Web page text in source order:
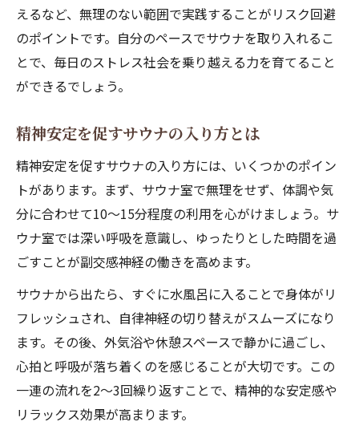
えるなど、無理のない範囲で実践することがリスク回避
のポイントです。自分のペースでサウナを取り入れるこ
とで、毎日のストレス社会を乗り越える力を育てること
ができるでしょう。
精神安定を促すサウナの入り方とは
精神安定を促すサウナの入り方には、いくつかのポイン
トがあります。まず、サウナ室で無理をせず、体調や気
分に合わせて10〜15分程度の利用を心がけましょう。サ
ウナ室では深い呼吸を意識し、ゆったりとした時間を過
ごすことが副交感神経の働きを高めます。
サウナから出たら、すぐに水風呂に入ることで身体がリ
フレッシュされ、自律神経の切り替えがスムーズになり
ます。その後、外気浴や休憩スペースで静かに過ごし、
心拍と呼吸が落ち着くのを感じることが大切です。この
一連の流れを2〜3回繰り返すことで、精神的な安定感や
リラックス効果が高まります。